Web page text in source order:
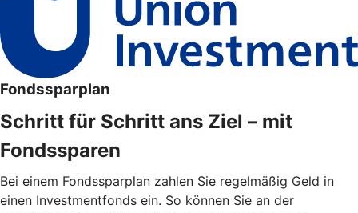
Fondssparplan
Schritt für Schritt ans Ziel – mit
Fondssparen
Bei einem Fondssparplan zahlen Sie regelmäßig Geld in
einen Investmentfonds ein. So können Sie an der